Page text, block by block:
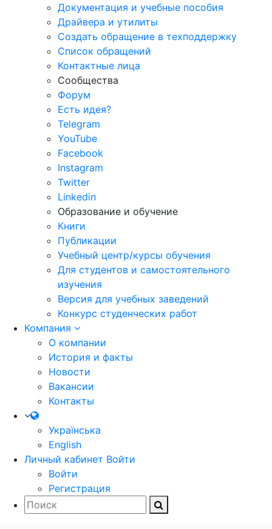
Документация и учебные пособия
Драйвера и утилиты
Создать обращение в техподдержку
Список обращений
Контактные лица
Сообщества
Форум
Есть идея?
Telegram
YouTube
Facebook
Instagram
Twitter
Linkedin
Образование и обучение
Книги
Публикации
Учебный центр/курсы обучения
Для студентов и самостоятельного
изучения
Версия для учебных заведений
Конкурс студенческих работ
Компания
О компании
История и факты
Новости
Вакансии
Контакты
Українська
English
Личный кабинет Войти
Войти
Регистрация